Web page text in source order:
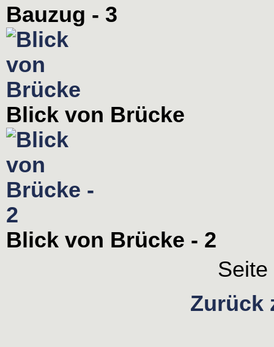
Bauzug - 3
Blick von Brücke
Blick von Brücke - 2
Zurück